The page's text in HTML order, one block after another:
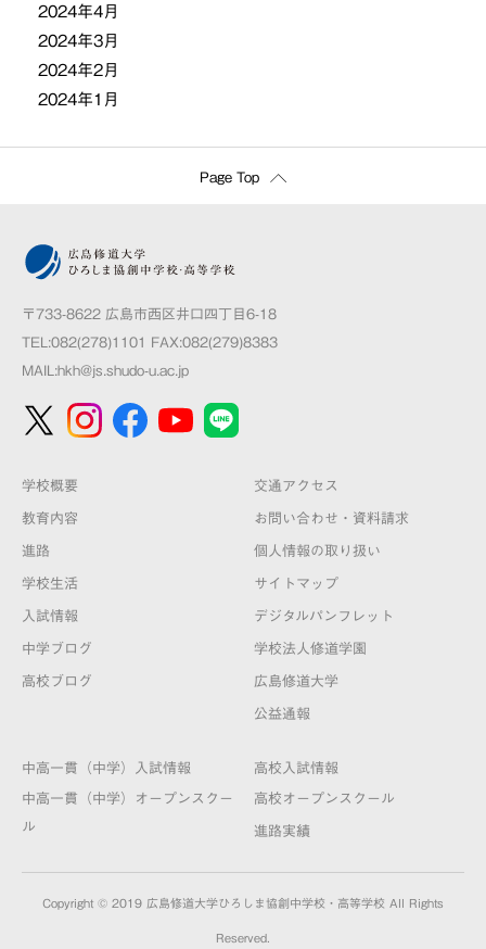
2024年4月
2024年3月
2024年2月
2024年1月
Page Top
〒733-8622 広島市西区井口四丁目6-18
TEL:082(278)1101 FAX:082(279)8383
MAIL:hkh@js.shudo-u.ac.jp
学校概要
教育内容
進路
学校生活
入試情報
中学ブログ
高校ブログ
交通アクセス
お問い合わせ・資料請求
個人情報の取り扱い
サイトマップ
デジタルパンフレット
学校法人修道学園
広島修道大学
公益通報
中高一貫（中学）入試情報
中高一貫（中学）オープンスクー
ル
高校入試情報
高校オープンスクール
進路実績
Copyright © 2019 広島修道大学ひろしま協創中学校・高等学校 All Rights
Reserved.